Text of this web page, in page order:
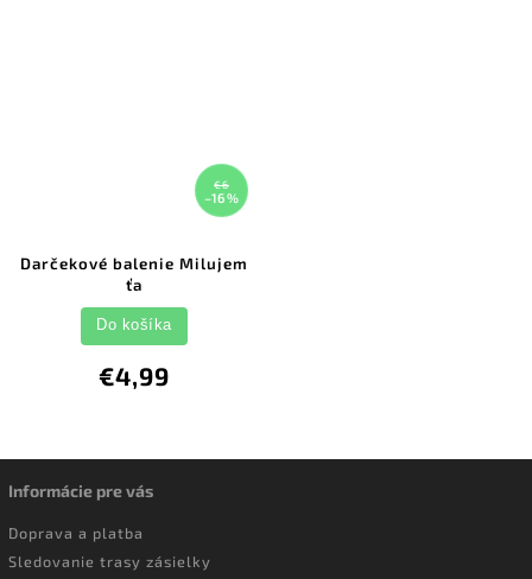
€6
–16 %
Darčekové balenie Milujem
ťa
€4,99
Do košíka
Informácie pre vás
Doprava a platba
Sledovanie trasy zásielky